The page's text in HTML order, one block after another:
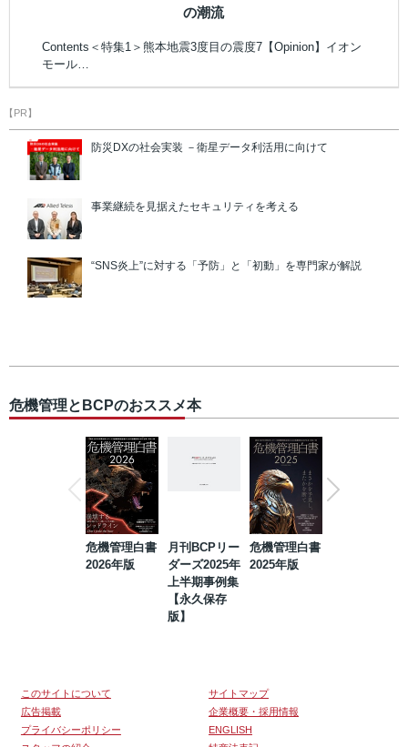
の潮流
Contents＜特集1＞熊本地震3度目の震度7【Opinion】イオン
モール…
【PR】
防災DXの社会実装 －衛星データ利活用に向けて
事業継続を見据えたセキュリティを考える
“SNS炎上”に対する「予防」と「初動」を専門家が解説
危機管理とBCPのおススメ本
危機管理白書
2026年版
月刊BCPリー
ダーズ2025年
上半期事例集
【永久保存
版】
危機管理白書
2025年版
このサイトについて
サイトマップ
広告掲載
企業概要・採用情報
プライバシーポリシー
ENGLISH